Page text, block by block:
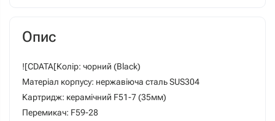
Опис
![CDATA[Колір: чорний (Black)
Матеріал корпусу: нержавіюча сталь SUS304
Картридж: керамічний F51-7 (35мм)
Перемикач: F59-28